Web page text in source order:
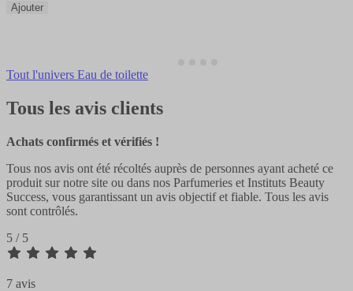
Ajouter
Tout l'univers Eau de toilette
Tous les avis clients
Achats confirmés et vérifiés !
Tous nos avis ont été récoltés auprès de personnes ayant acheté ce
produit sur notre site ou dans nos Parfumeries et Instituts Beauty
Success, vous garantissant un avis objectif et fiable. Tous les avis
sont contrôlés.
5 / 5
7 avis